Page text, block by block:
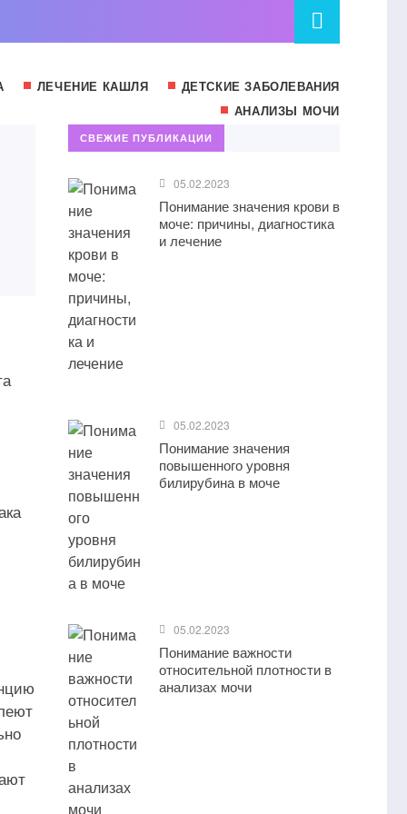
ЛЕЧЕНИЕ КАШЛЯ
ДЕТСКИЕ ЗАБОЛЕВАНИЯ
АНАЛИЗЫ МОЧИ
СВЕЖИЕ ПУБЛИКАЦИИ
05.02.2023
Понимание значения крови в
моче: причины, диагностика
и лечение
05.02.2023
Понимание значения
повышенного уровня
билирубина в моче
05.02.2023
Понимание важности
относительной плотности в
анализах мочи